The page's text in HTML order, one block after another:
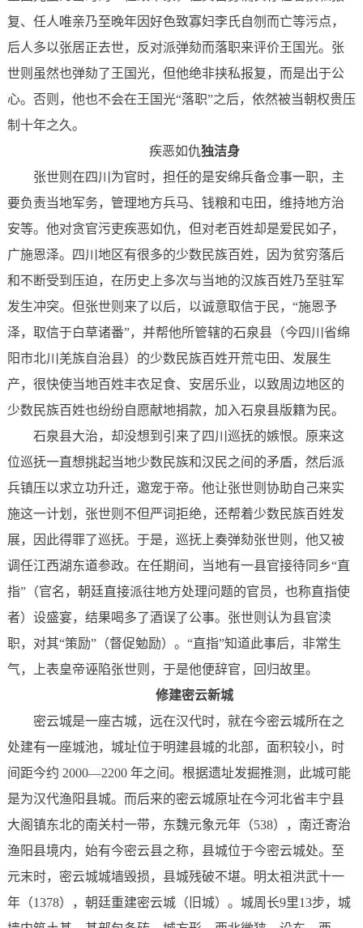
复、任人唯亲乃至晚年因好色致寡妇李氏自刎而亡等污点，
后人多以张居正去世，反对派弹劾而落职来评价王国光。张
世则虽然也弹劾了王国光，但他绝非挟私报复，而是出于公
心。否则，他也不会在王国光“落职”之后，依然被当朝权贵压
制十年之久。
疾恶如仇独洁身
张世则在四川为官时，担任的是安绵兵备佥事一职，主
要负责当地军务，管理地方兵马、钱粮和屯田，维持地方治
安等。他对贪官污吏疾恶如仇，但对老百姓却是爱民如子，
广施恩泽。四川地区有很多的少数民族百姓，因为贫穷落后
和不断受到压迫，在历史上多次与当地的汉族百姓乃至驻军
发生冲突。但张世则来了以后，以诚意取信于民，“施恩予
泽，取信于白草诸番”，并帮他所管辖的石泉县（今四川省绵
阳市北川羌族自治县）的少数民族百姓开荒屯田、发展生
产，很快使当地百姓丰衣足食、安居乐业，以致周边地区的
少数民族百姓也纷纷自愿献地捐款，加入石泉县版籍为民。
石泉县大治，却没想到引来了四川巡抚的嫉恨。原来这
位巡抚一直想挑起当地少数民族和汉民之间的矛盾，然后派
兵镇压以求立功升迁，邀宠于帝。他让张世则协助自己来实
施这一计划，张世则不但严词拒绝，还帮着少数民族百姓发
展，因此得罪了巡抚。于是，巡抚上奏弹劾张世则，他又被
调任江西湖东道参政。在任期间，当地有一县官接待同乡“直
指”（官名，朝廷直接派往地方处理问题的官员，也称直指使
者）设盛宴，结果喝多了酒误了公事。张世则认为县官渎
职，对其“策励”（督促勉励）。“直指”知道此事后，非常生
气，上表皇帝诬陷张世则，于是他便辞官，回归故里。
修建密云新城
密云城是一座古城，远在汉代时，就在今密云城所在之
处建有一座城池，城址位于明建县城的北部，面积较小，时
间距今约 2000—2200 年之间。根据遗址发掘推测，此城可能
是为汉代渔阳县城。而后来的密云城原址在今河北省丰宁县
大阁镇东北的南关村一带，东魏元象元年（538），南迁寄治
渔阳县境内，始有今密云县之称，县城位于今密云城处。至
元末时，密云城城墙毁损，县城残破不堪。明太祖洪武十一
年（1378），朝廷重建密云城（旧城）。城周长9里13步，城